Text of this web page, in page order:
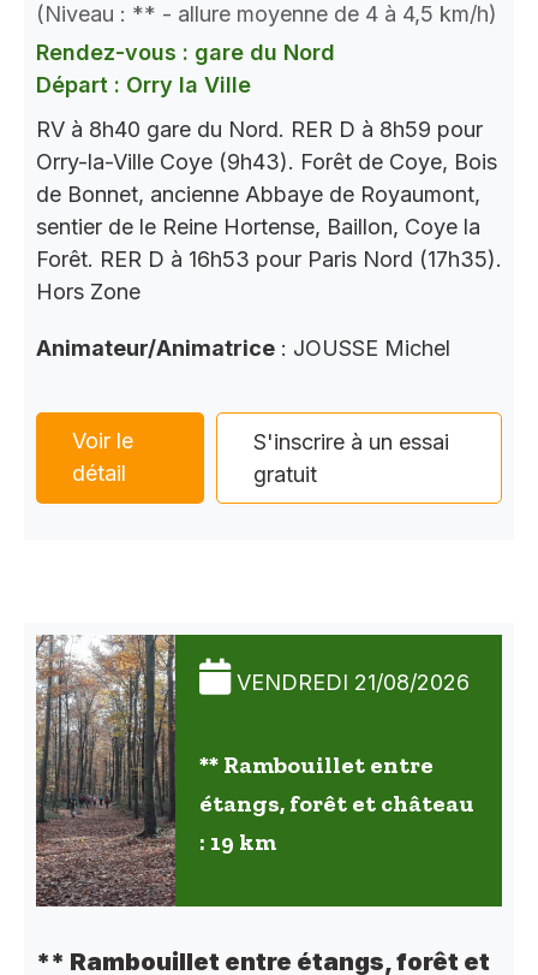
(Niveau : ** - allure moyenne de 4 à 4,5 km/h)
Rendez-vous : gare du Nord
Départ : Orry la Ville
RV à 8h40 gare du Nord. RER D à 8h59 pour
Orry-la-Ville Coye (9h43). Forêt de Coye, Bois
de Bonnet, ancienne Abbaye de Royaumont,
sentier de le Reine Hortense, Baillon, Coye la
Forêt. RER D à 16h53 pour Paris Nord (17h35).
Hors Zone
Animateur/Animatrice : JOUSSE Michel
Voir le
détail
S'inscrire à un essai
gratuit
VENDREDI 21/08/2026
** Rambouillet entre
étangs, forêt et château
: 19 km
** Rambouillet entre étangs, forêt et